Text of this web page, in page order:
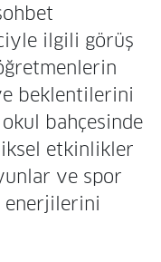
ilgili görüş
beklentilerini
bahçesinde
etkinlikler
ve spor